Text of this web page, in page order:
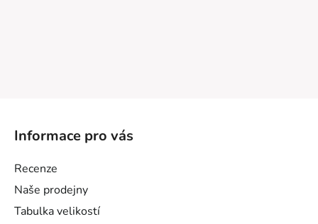
Informace pro vás
Recenze
Naše prodejny
Tabulka velikostí